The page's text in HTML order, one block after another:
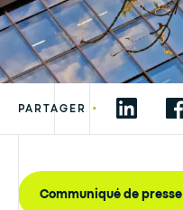
PARTAGER •
Communiqué de presse